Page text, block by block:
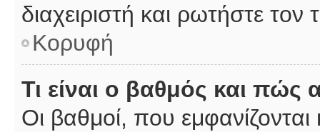
διαχειριστή και ρωτήστε τον
Κορυφή
Τι είναι ο βαθμός και
Οι βαθμοί, που